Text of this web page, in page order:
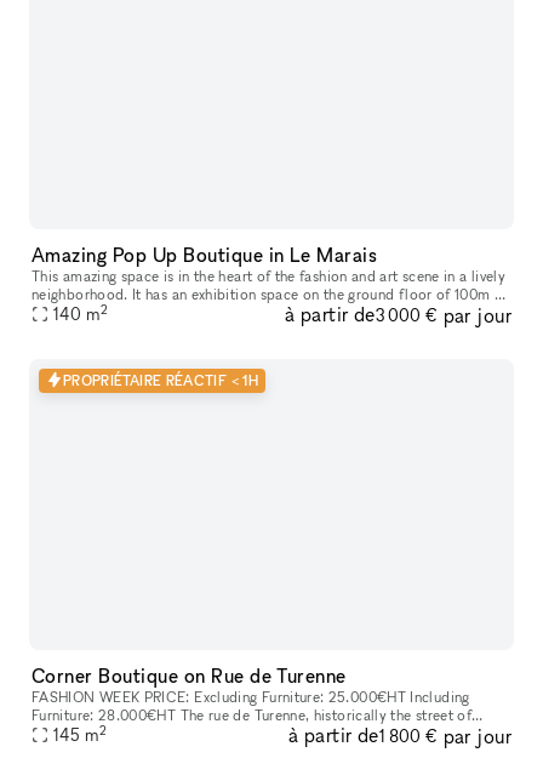
Amazing Pop Up Boutique in Le Marais
This amazing space is in the heart of the fashion and art scene in a lively
neighborhood. It has an exhibition space on the ground floor of 100m ²
with an 8 meters long street side window overlooking
140 m2 à partir de3 000 € par jour
PROPRIÉTAIRE RÉACTIF < 1H
Corner Boutique on Rue de Turenne
FASHION WEEK PRICE: Excluding Furniture: 25.000€HT Including
Furniture: 28.000€HT The rue de Turenne​​,​​ historically the street of
wholesalers​​,​​ has become over the years an emblematic and essen
145 m2 à partir de1 800 € par jour